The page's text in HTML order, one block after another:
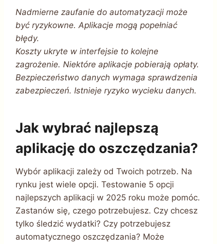
Nadmierne zaufanie do automatyzacji może
być ryzykowne. Aplikacje mogą popełniać
błędy.
Koszty ukryte w interfejsie to kolejne
zagrożenie. Niektóre aplikacje pobierają opłaty.
Bezpieczeństwo danych wymaga sprawdzenia
zabezpieczeń. Istnieje ryzyko wycieku danych.
Jak wybrać najlepszą
aplikację do oszczędzania?
Wybór aplikacji zależy od Twoich potrzeb. Na
rynku jest wiele opcji. Testowanie 5 opcji
najlepszych aplikacji w 2025 roku może pomóc.
Zastanów się, czego potrzebujesz. Czy chcesz
tylko śledzić wydatki? Czy potrzebujesz
automatycznego oszczędzania? Może